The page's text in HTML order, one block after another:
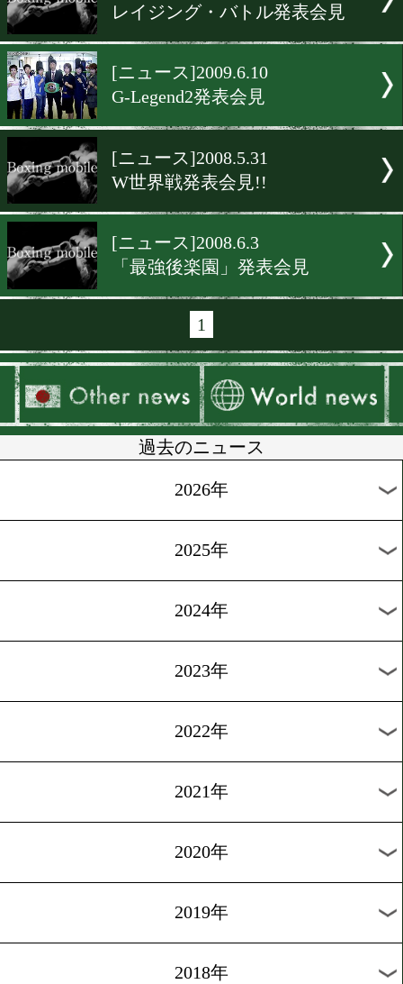
[ニュース]2010.7.27
西岡、世界戦発表会見
[ニュース]2010.5.15
[ニュース]2009.11.8
女子W世界戦発表会見
[ニュース]2009.6.29
レイジング・バトル発表会
[ニュース]2009.6.10
G-Legend2発表会見
[ニュース]2008.5.31
W世界戦発表会見!!
[ニュース]2008.6.3
2026年